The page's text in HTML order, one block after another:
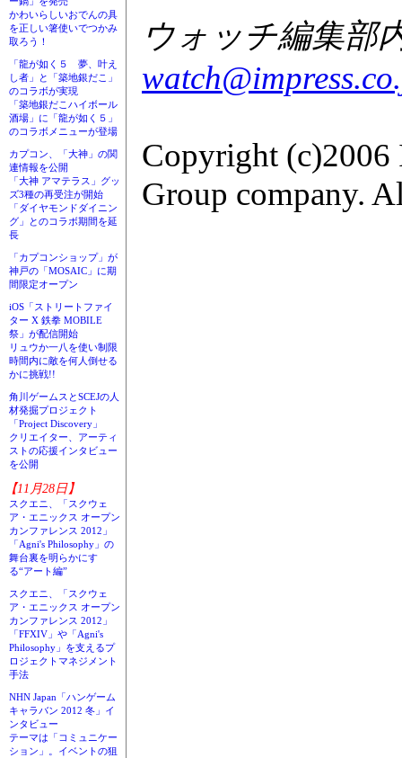
かわいらしいおでんの具
を正しい箸使いでつかみ
取ろう！
「龍が如く５ 夢、叶え
し者」と「築地銀だこ」
のコラボが実現
「築地銀だこハイボール
酒場」に「龍が如く５」
のコラボメニューが登場
カプコン、「大神」の関
連情報を公開
「大神 アマテラス」グッ
ズ3種の再受注が開始
「ダイヤモンドダイニン
グ」とのコラボ期間を延
長
「カプコンショップ」が
神戸の「MOSAIC」に期
間限定オープン
iOS「ストリートファイ
ター X 鉄拳 MOBILE
祭」が配信開始
リュウか一八を使い制限
時間内に敵を何人倒せる
かに挑戦!!
角川ゲームスとSCEJの人
材発掘プロジェクト
「Project Discovery」
クリエイター、アーティ
ストの応援インタビュー
を公開
【11月28日】
スクエニ、「スクウェ
ア・エニックス オープン
カンファレンス 2012」
「Agni's Philosophy」の
舞台裏を明らかにす
る“アート編”
スクエニ、「スクウェ
ア・エニックス オープン
カンファレンス 2012」
「FFXIV」や「Agni's
Philosophy」を支えるプ
ロジェクトマネジメント
手法
NHN Japan「ハンゲーム
キャラバン 2012 冬」イ
ンタビュー
テーマは「コミュニケー
ション」。イベントの狙
ウォッチ編集部
Copyright (c)2006
Group company.